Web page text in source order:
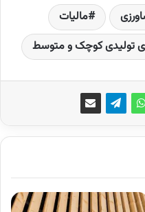
مالیات‌
تولیدی کوچک و متوسط